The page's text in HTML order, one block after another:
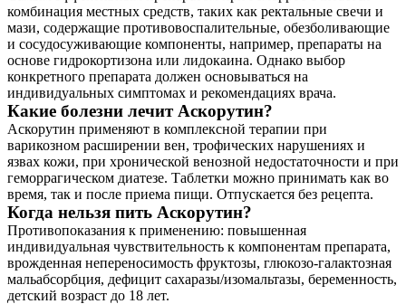
комбинация местных средств, таких как ректальные свечи и
мази, содержащие противовоспалительные, обезболивающие
и сосудосуживающие компоненты, например, препараты на
основе гидрокортизона или лидокаина. Однако выбор
конкретного препарата должен основываться на
индивидуальных симптомах и рекомендациях врача.
Какие болезни лечит Аскорутин?
Аскорутин применяют в комплексной терапии при
варикозном расширении вен, трофических нарушениях и
язвах кожи, при хронической венозной недостаточности и при
геморрагическом диатезе. Таблетки можно принимать как во
время, так и после приема пищи. Отпускается без рецепта.
Когда нельзя пить Аскорутин?
Противопоказания к применению: повышенная
индивидуальная чувствительность к компонентам препарата,
врожденная непереносимость фруктозы, глюкозо-галактозная
мальабсорбция, дефицит сахаразы/изомальтазы, беременность,
детский возраст до 18 лет.